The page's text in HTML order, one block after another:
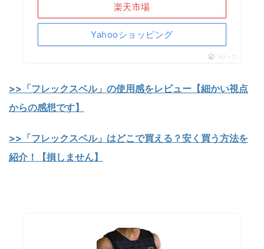
楽天市場
Yahooショッピング
ポチップ
>>「フレックスベル」の使用感をレビュー【細かい視点
からの感想です】
>>「フレックスベル」はどこで買える？安く買う方法を
紹介！【損しません】